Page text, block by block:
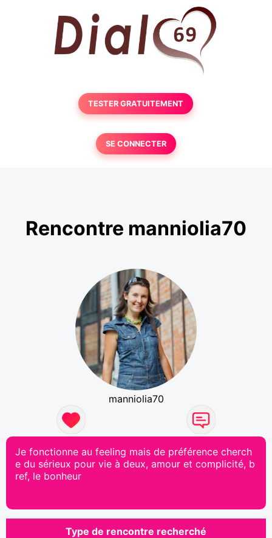
TESTER GRATUITEMENT
SE CONNECTER
Rencontre manniolia70
manniolia70
Je fonctionne au feeling mais de préférence cherch
e du sérieux pour vie à deux, amour et complicité, b
ref, le bonheur
Type de rencontre recherché